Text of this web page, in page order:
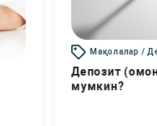
Мақолалар /
Депозит
мумкин?